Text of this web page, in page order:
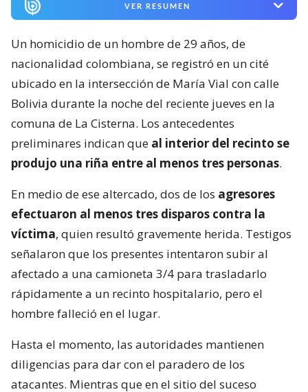
VER RESUMEN
Un homicidio de un hombre de 29 años, de
nacionalidad colombiana, se registró en un cité
ubicado en la intersección de María Vial con calle
Bolivia durante la noche del reciente jueves en la
comuna de La Cisterna. Los antecedentes
preliminares indican que al interior del recinto se
produjo una riña entre al menos tres personas.
En medio de ese altercado, dos de los agresores
efectuaron al menos tres disparos contra la
víctima, quien resultó gravemente herida. Testigos
señalaron que los presentes intentaron subir al
afectado a una camioneta 3/4 para trasladarlo
rápidamente a un recinto hospitalario, pero el
hombre falleció en el lugar.
Hasta el momento, las autoridades mantienen
diligencias para dar con el paradero de los
atacantes. Mientras que en el sitio del suceso